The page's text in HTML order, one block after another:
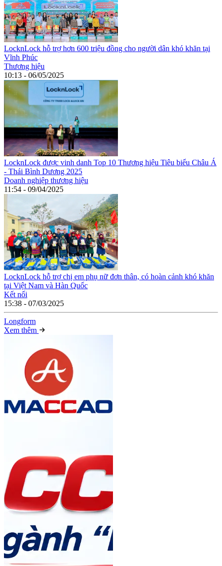
LocknLock hỗ trợ hơn 600 triệu đồng cho người dân khó khăn tại
Vĩnh Phúc
Thương hiệu
10:13 - 06/05/2025
LocknLock được vinh danh Top 10 Thương hiệu Tiêu biểu Châu Á
- Thái Bình Dương 2025
Doanh nghiệp thương hiệu
11:54 - 09/04/2025
LocknLock hỗ trợ chị em phụ nữ đơn thân, có hoàn cảnh khó khăn
tại Việt Nam và Hàn Quốc
Kết nối
15:38 - 07/03/2025
Longform
Xem thêm